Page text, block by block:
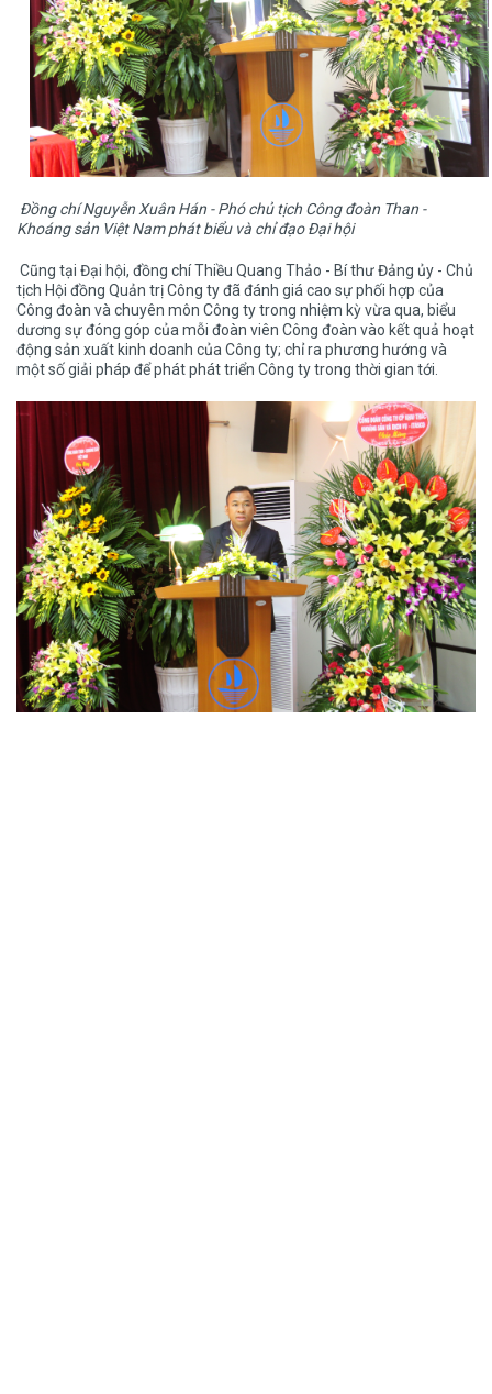
Đồng chí Nguyễn Xuân Hán - Phó chủ tịch Công đoàn Than -
Khoáng sản Việt Nam phát biểu và chỉ đạo Đại hội
Cũng tại Đại hội, đồng chí Thiều Quang Thảo - Bí thư Đảng ủy - Chủ
tịch Hội đồng Quản trị Công ty đã đánh giá cao sự phối hợp của
Công đoàn và chuyên môn Công ty trong nhiệm kỳ vừa qua, biểu
dương sự đóng góp của mỗi đoàn viên Công đoàn vào kết quả hoạt
động sản xuất kinh doanh của Công ty; chỉ ra phương hướng và
một số giải pháp để phát phát triển Công ty trong thời gian tới.